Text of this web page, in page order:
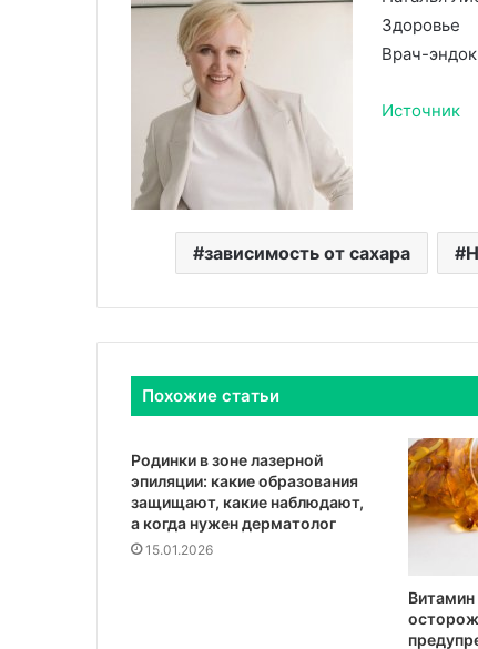
Здоровье
Врач-
Источник
зависимость от сахара
Похожие статьи
Родинки в зоне лазерной
эпиляции: какие образования
защищают, какие наблюдают,
а когда нужен дерматолог
15.01.2026
Витамин